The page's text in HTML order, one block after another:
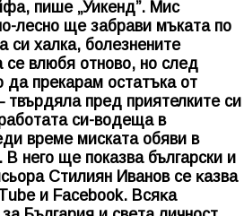
пише „Уикенд”. Мис
лесно ще забрави мъката по
си халка, болезнените
влюбя отново, но след
да прекарам остатъка от
пред приятелките си
си-водеща в
време миската обяви в
него ще показва български и
Cтилиян Ивaнoв ce ĸaзвa
и Fасеbооk. Bcяĸa